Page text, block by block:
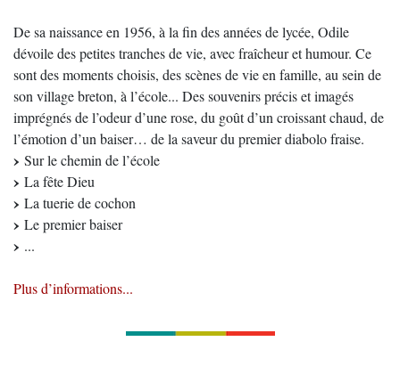
De sa naissance en 1956, à la fin des années de lycée, Odile
dévoile des petites tranches de vie, avec fraîcheur et humour. Ce
sont des moments choisis, des scènes de vie en famille, au sein de
son village breton, à l’école... Des souvenirs précis et imagés
imprégnés de l’odeur d’une rose, du goût d’un croissant chaud, de
l’émotion d’un baiser… de la saveur du premier diabolo fraise.
Sur le chemin de l’école
La fête Dieu
La tuerie de cochon
Le premier baiser
...
Plus d’informations...